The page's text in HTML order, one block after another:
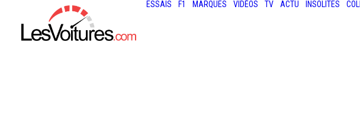
ESSAIS F1 MARQUES VIDÉOS TV ACTU INSOLITES